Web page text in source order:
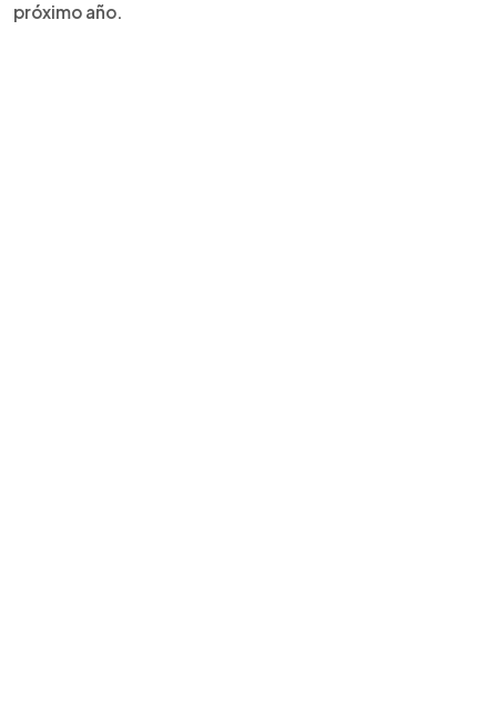
próximo año.